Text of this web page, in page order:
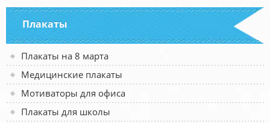
Плакаты
Плакаты на 8 марта
Медицинские плакаты
Мотиваторы для офиса
Плакаты для школы